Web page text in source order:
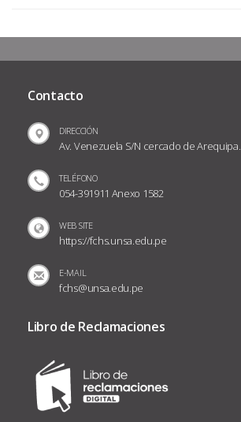
Contacto
DIRECCIÓN
Av. Venezuela S/N cercado de Arequipa.
TELÉFONO
054-391911 Anexo 1582
WEB SITE
https://fchs.unsa.edu.pe
E-MAIL
fchs@unsa.edu.pe
Libro de Reclamaciones